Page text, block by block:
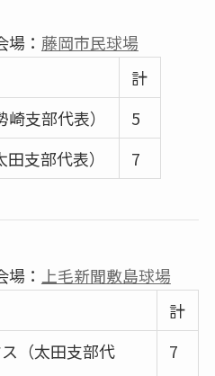
： 藤岡市民球場
計
支部代表）
5
田支部代表） 7
： 上毛新聞敷島球場
計
（太田支部代
7